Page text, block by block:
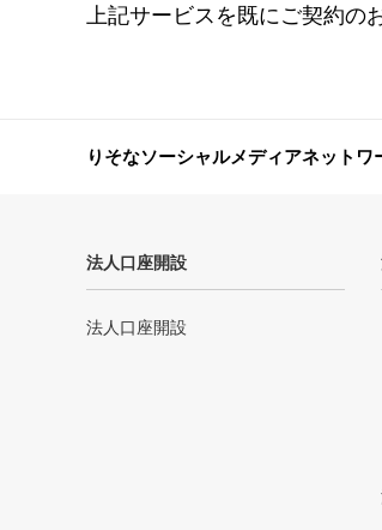
上記サービスを既にご契約の
りそなソーシャルメディアネットワ
法人口座開設
法人口座開設